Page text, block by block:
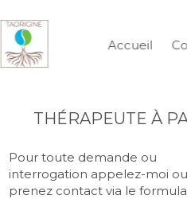
Accueil
THÉRAPEUTE À
Pour toute demande ou
interrogation appelez-moi ou
prenez contact via le